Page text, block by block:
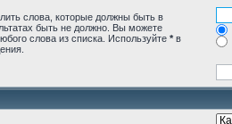
слова, которые должны быть в
быть не должно. Вы можете
слова из списка. Используйте * в